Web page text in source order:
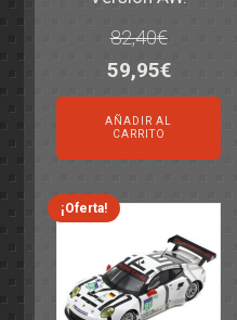
82,40€
El
precio
original
era:
82,40€.
59,95€El
precio
es:
59,95€.
AÑADIR AL
CARRITO
¡Oferta!